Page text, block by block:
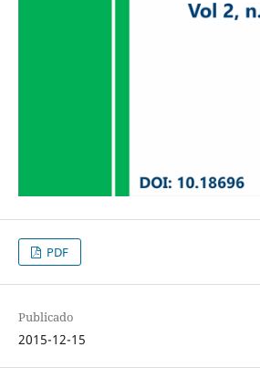
PDF
Publicado
2015-12-15